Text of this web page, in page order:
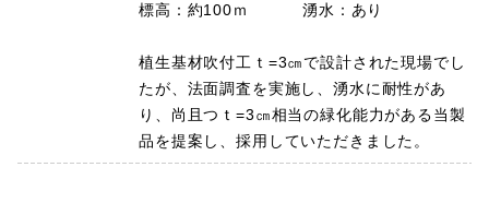
標高：約100ｍ 湧水：あり
植生基材吹付工ｔ=3㎝で設計された現場でし
たが、法面調査を実施し、湧水に耐性があ
り、尚且つｔ=3㎝相当の緑化能力がある当製
品を提案し、採用していただきました。